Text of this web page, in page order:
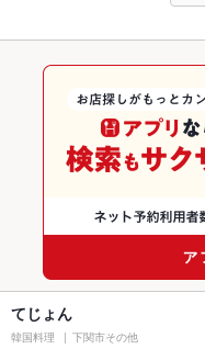
てじょん
韓国料理 下関市その他